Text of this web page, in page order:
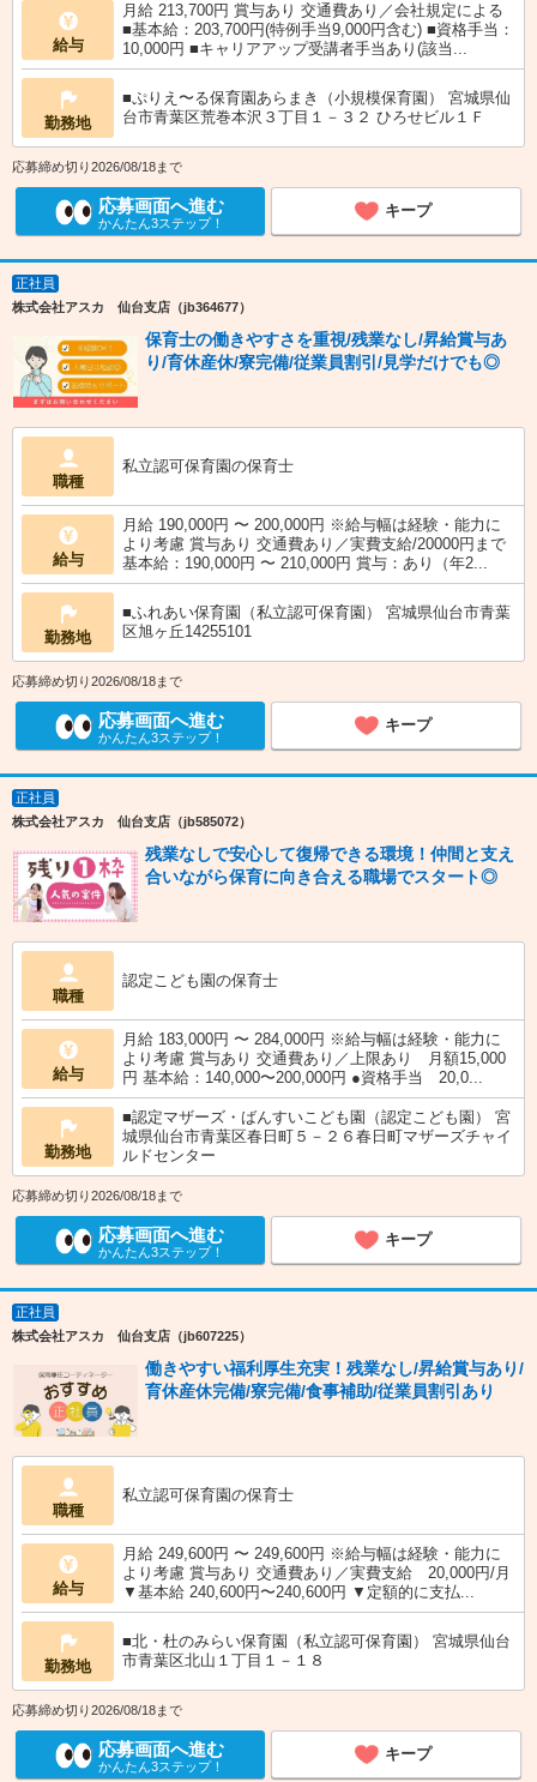
給与
月給 213,700円 賞与あり 交通費あり／会社規定による
■基本給：203,700円(特例手当9,000円含む) ■資格手当：
10,000円 ■キャリアアップ受講者手当あり(該当...
勤務地
■ぷりえ〜る保育園あらまき（小規模保育園） 宮城県仙
台市青葉区荒巻本沢３丁目１－３２ ひろせビル１Ｆ
応募締め切り2026/08/18まで
応募画面へ進む
かんたん3ステップ！
キープ
正社員
株式会社アスカ 仙台支店（jb364677）
保育士の働きやすさを重視/残業なし/昇給賞与あ
り/育休産休/寮完備/従業員割引/見学だけでも◎
職種
私立認可保育園の保育士
給与
月給 190,000円 〜 200,000円 ※給与幅は経験・能力に
より考慮 賞与あり 交通費あり／実費支給/20000円まで
基本給：190,000円 〜 210,000円 賞与：あり（年2...
勤務地
■ふれあい保育園（私立認可保育園） 宮城県仙台市青葉
区旭ヶ丘14255101
応募締め切り2026/08/18まで
応募画面へ進む
かんたん3ステップ！
キープ
正社員
株式会社アスカ 仙台支店（jb585072）
残業なしで安心して復帰できる環境！仲間と支え
合いながら保育に向き合える職場でスタート◎
職種
認定こども園の保育士
給与
月給 183,000円 〜 284,000円 ※給与幅は経験・能力に
より考慮 賞与あり 交通費あり／上限あり 月額15,000
円 基本給：140,000〜200,000円 ●資格手当 20,0...
勤務地
■認定マザーズ・ばんすいこども園（認定こども園） 宮
城県仙台市青葉区春日町５－２６春日町マザーズチャイ
ルドセンター
応募締め切り2026/08/18まで
応募画面へ進む
かんたん3ステップ！
キープ
正社員
株式会社アスカ 仙台支店（jb607225）
働きやすい福利厚生充実！残業なし/昇給賞与あり/
育休産休完備/寮完備/食事補助/従業員割引あり
職種
私立認可保育園の保育士
給与
月給 249,600円 〜 249,600円 ※給与幅は経験・能力に
より考慮 賞与あり 交通費あり／実費支給 20,000円/月
▼基本給 240,600円〜240,600円 ▼定額的に支払...
勤務地
■北・杜のみらい保育園（私立認可保育園） 宮城県仙台
市青葉区北山１丁目１－１８
応募締め切り2026/08/18まで
応募画面へ進む
かんたん3ステップ！
キープ